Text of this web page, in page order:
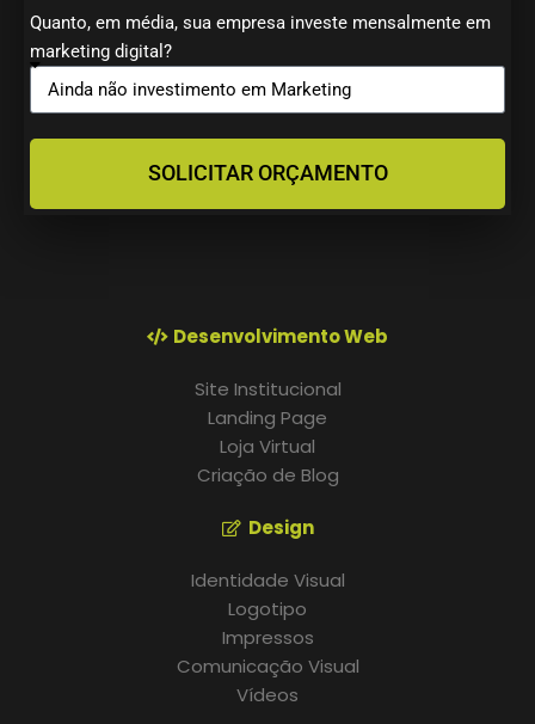
Quanto, em média, sua empresa investe mensalmente em
marketing digital?
SOLICITAR ORÇAMENTO
Desenvolvimento Web
Site Institucional
Landing Page
Loja Virtual
Criação de Blog
Design
Identidade Visual
Logotipo
Impressos
Comunicação Visual
Vídeos